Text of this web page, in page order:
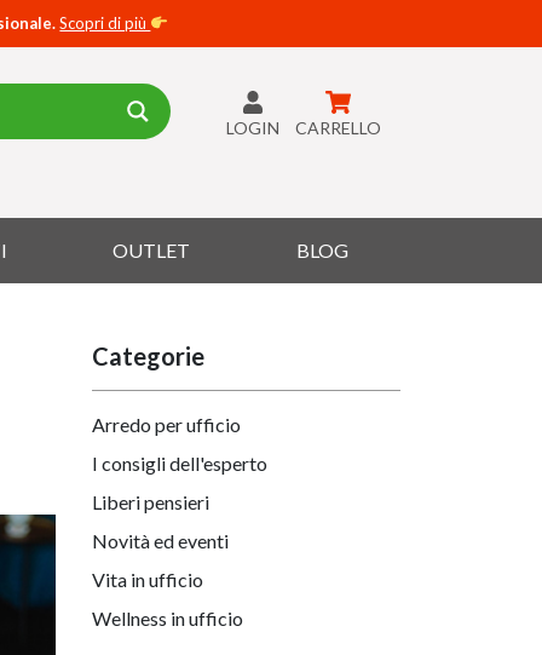
Scopri di più
LOGIN CARRELLO
OUTLET BLOG
Categorie
Arredo per ufficio
I consigli dell'esperto
Liberi pensieri
Novità ed eventi
Vita in ufficio
Wellness in ufficio